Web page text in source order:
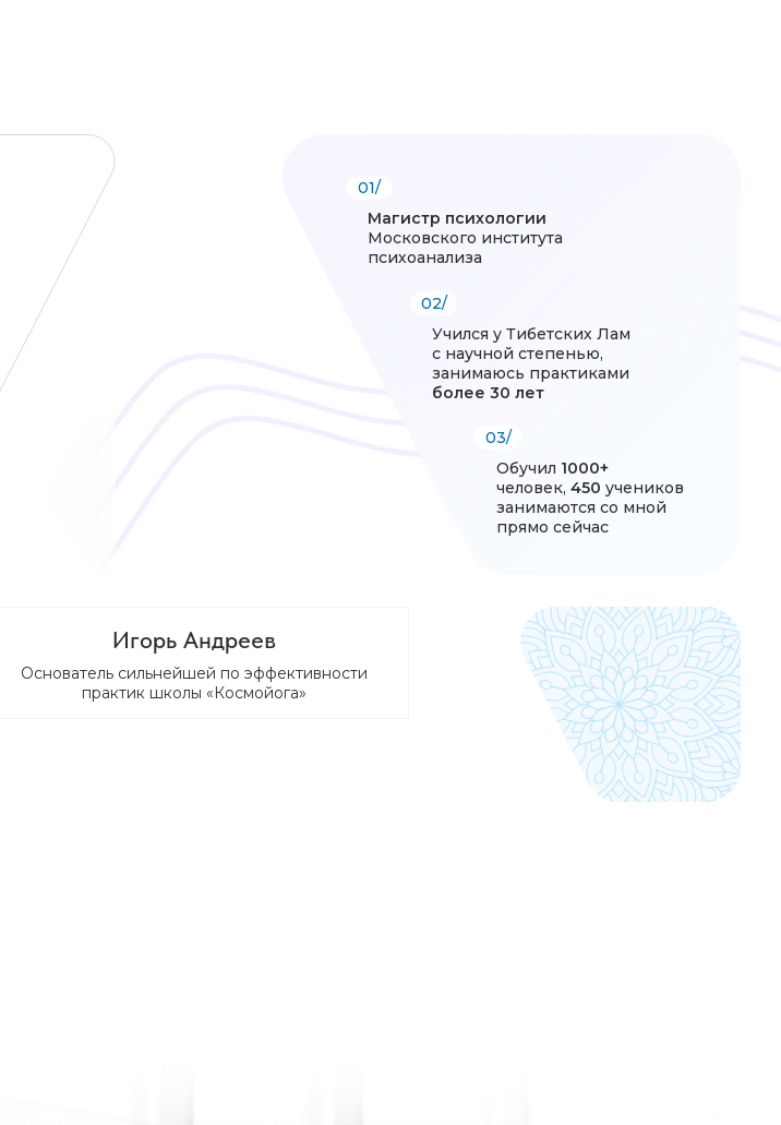
Учился у Тибетских Лам
с научной степенью,
занимаюсь практиками
более 30 лет
Обучил 1000+
человек, 450 учеников
занимаются со мной
прямо сейчас
Магистр психологии
Московского института
психоанализа
01/
02/
03/
Игорь Андреев
Основатель сильнейшей по эффективности
практик школы «Космойога»